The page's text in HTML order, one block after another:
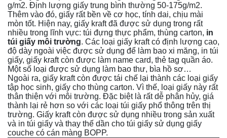
g/m2. Định lượng giấy trung bình thường 50-175g/m2.
Thêm vào đó, giấy rất bền về cơ học, tính dai, chịu mài
mòn tốt. Hiện nay, giấy kraft đã được sử dụng trong rất
nhiều trong lĩnh vực: túi đựng thực phẩm, thùng carton, in
túi giấy môi trường. Các loại giấy kraft có định lượng cao,
độ dày ngoài việc được sử dụng để làm bao xi măng, in túi
giấy, giấy kraft còn được làm name card, thẻ tag quần áo.
Một số loại được sử dụng làm bao thư, bìa hồ sơ…
Ngoài ra, giấy kraft còn được tái chế lại thành các loại giấy
tập học sinh, giấy cho thùng carton. Vì thế, loại giấy này rất
thân thiện với môi trường. Đặc biệt là rất dễ phân hủy, giá
thành lại rẻ hơn so với các loại túi giấy phổ thông trên thị
trường. Giấy kraft còn được sử dụng nhiều trong sản xuất
và in túi giấy và thay thế dần cho túi giấy sử dụng giấy
couche có cán màng BOPP.